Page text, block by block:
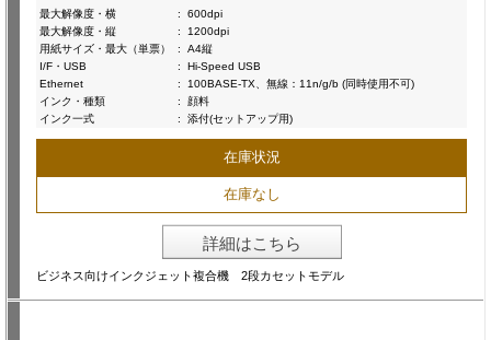
最大解像度・横
:
600dpi
最大解像度・縦
:
1200dpi
用紙サイズ・最大（単票）
:
A4縦
I/F・USB
:
Hi-Speed USB
Ethernet
:
100BASE-TX、無線：11n/g/b (同時使用不可)
インク・種類
:
顔料
インク一式
: 添付(セットアップ用)
在庫状況
在庫なし
詳細はこちら
ビジネス向けインクジェット複合機 2段カセットモデル